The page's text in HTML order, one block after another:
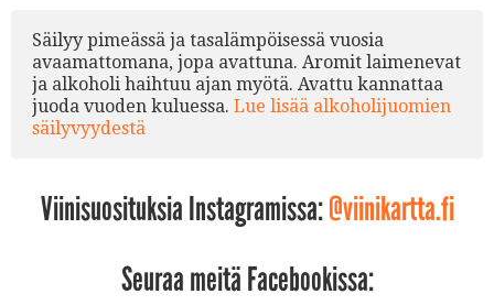
Säilyy pimeässä ja tasalämpöisessä vuosia
avaamattomana, jopa avattuna. Aromit laimenevat
ja alkoholi haihtuu ajan myötä. Avattu kannattaa
juoda vuoden kuluessa. Lue lisää alkoholijuomien
säilyvyydestä
Viinisuosituksia Instagramissa:@viinikartta.fi
Seuraa meitä Facebookissa: